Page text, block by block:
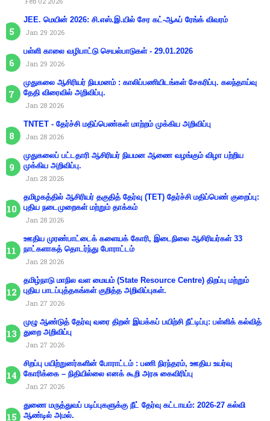
JEE. மெயின் 2026: சி.எஸ்.இ.யில் சேர கட்-ஆஃப் ரேங்க் விவரம்
Jan 29 2026
பள்ளி காலை வழிபாட்டு செயல்பாடுகள் - 29.01.2026
Jan 29 2026
முதுகலை ஆசிரியர் நியமனம் : காலிப்பணியிடங்கள் சேகரிப்பு. கலந்தாய்வு
தேதி விரைவில் அறிவிப்பு.
Jan 28 2026
TNTET - தேர்ச்சி மதிப்பெண்கள் மாற்றம் முக்கிய அறிவிப்பு
Jan 28 2026
முதுகலைப் பட்டதாரி ஆசிரியர் நியமன ஆணை வழங்கும் விழா பற்றிய
முக்கிய அறிவிப்பு.
Jan 28 2026
தமிழகத்தில் ஆசிரியர் தகுதித் தேர்வு (TET) தேர்ச்சி மதிப்பெண் குறைப்பு:
புதிய நடைமுறைகள் மற்றும் தாக்கம்
Jan 28 2026
ஊதிய முரண்பாட்டைக் களையக் கோரி, இடைநிலை ஆசிரியர்கள் 33
நாட்களாகத் தொடர்ந்து போராட்டம்
Jan 28 2026
தமிழ்நாடு மாநில வள மையம் (State Resource Centre) திறப்பு மற்றும்
புதிய பாடப்புத்தகங்கள் குறித்த அறிவிப்புகள்.
Jan 27 2026
முழு ஆண்டுத் தேர்வு வரை திறன் இயக்கப் பயிற்சி நீட்டிப்பு: பள்ளிக் கல்வித்
துறை அறிவிப்பு
Jan 27 2026
சிறப்பு பயிற்றுனர்களின் போராட்டம் : பணி நிரந்தரம், ஊதிய உயர்வு
கோரிக்கை – நிதியில்லை எனக் கூறி அரசு கைவிரிப்பு
Jan 27 2026
துணை மருத்துவப் படிப்புகளுக்கு நீட் தேர்வு கட்டாயம்: 2026-27 கல்வி
ஆண்டில் அமல்.